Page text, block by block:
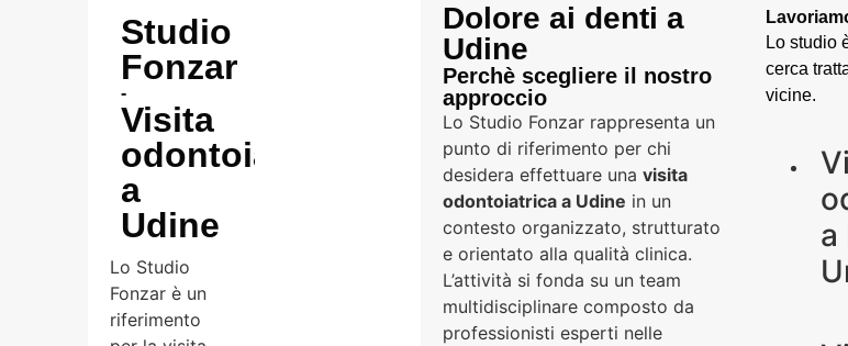
Studio
Fonzar
-
Visita
odontoiatrica
a
Udine
Lo Studio
Fonzar è un
riferimento
Dolore ai denti a
Udine
Perchè scegliere il nostro
approccio
Lo Studio Fonzar rappresenta un
punto di riferimento per chi
desidera effettuare unavisita
odontoiatrica a Udine in un
contesto organizzato, strutturato
e orientato alla qualità clinica.
L’attività si fonda su un team
multidisciplinare composto da
professionisti esperti nelle
Lo studio
cerca
vicine.
a